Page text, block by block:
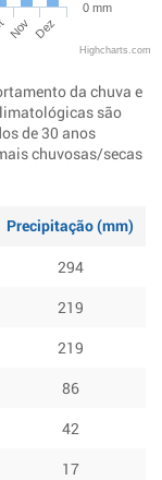
Nov Dez
0 mm
Highcharts.com
da chuva e
são
de 30 anos
chuvosas/secas
Precipitação (mm)
294
219
219
86
42
17